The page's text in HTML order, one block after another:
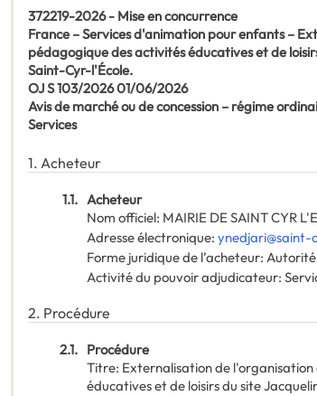
372219-2026 - Mise en concurrence
France – Services d'animation pour enfants –
pédagogique des activités éducatives et de
Saint-Cyr-l'École.
OJ S 103/2026 01/06/2026
Avis de marché ou de concession – régime
Services
1. Acheteur
1.1. Acheteur
Nom officiel: MAIRIE DE SAINT CYR
Adresse électronique: ynedjari@saint-
Forme juridique de l’acheteur:
Activité du pouvoir adjudicateur:
2. Procédure
2.1. Procédure
Titre: Externalisation de
éducatives et de loisirs du site